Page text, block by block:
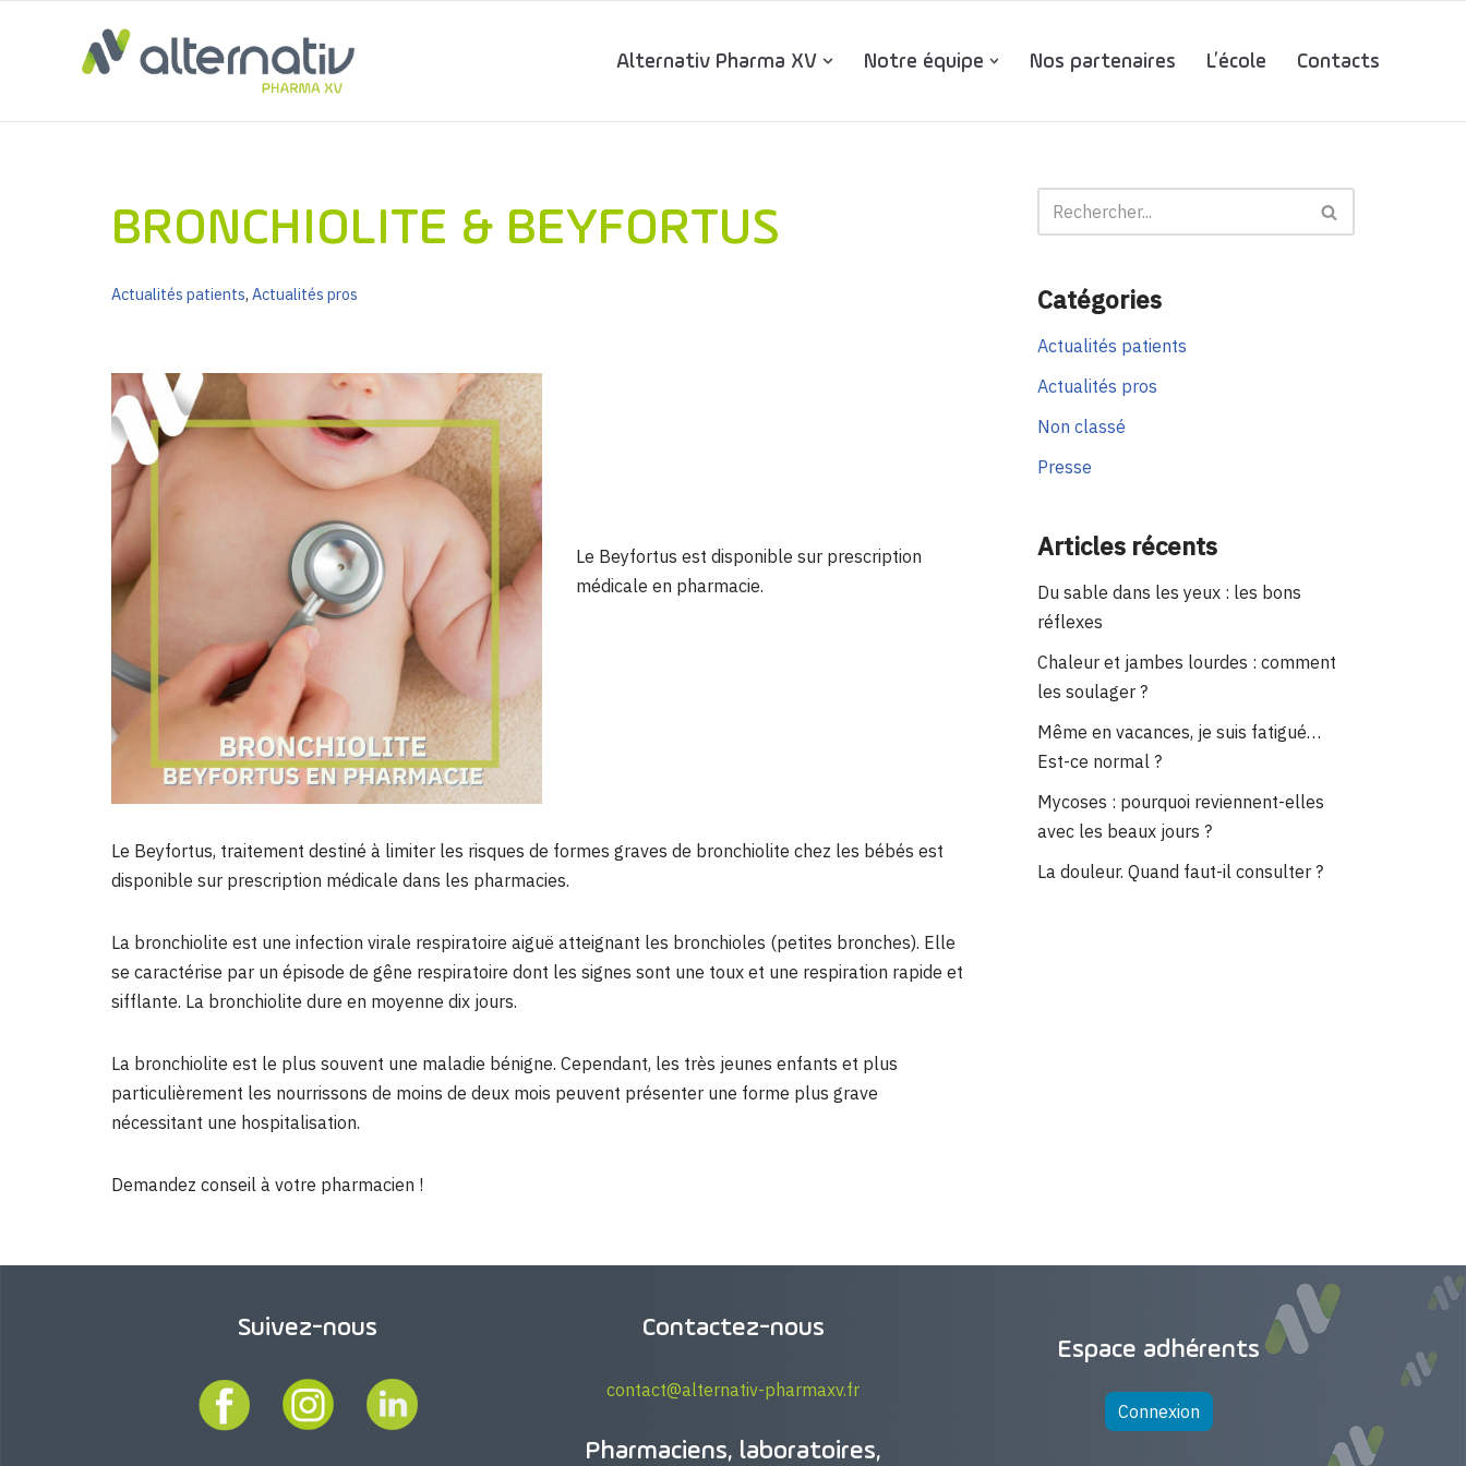
contenu
Alternativ Pharma XV Notre équipe Nos partenaires L’école Contacts
BRONCHIOLITE & BEYFORTUS
Actualités patients, Actualités pros
Le Beyfortus est disponible sur prescription
médicale en pharmacie.
Le Beyfortus, traitement destiné à limiter les risques de formes graves de bronchiolite chez les bébés est
disponible sur prescription médicale dans les pharmacies.
La bronchiolite est une infection virale respiratoire aiguë atteignant les bronchioles (petites bronches). Elle
se caractérise par un épisode de gêne respiratoire dont les signes sont une toux et une respiration rapide et
sifflante. La bronchiolite dure en moyenne dix jours.
La bronchiolite est le plus souvent une maladie bénigne. Cependant, les très jeunes enfants et plus
particulièrement les nourrissons de moins de deux mois peuvent présenter une forme plus grave
nécessitant une hospitalisation.
Demandez conseil à votre pharmacien !
Catégories
Actualités patients
Actualités pros
Non classé
Presse
Articles récents
Du sable dans les yeux : les bons
réflexes
Chaleur et jambes lourdes : comment
les soulager ?
Même en vacances, je suis fatigué…
Est-ce normal ?
Mycoses : pourquoi reviennent-elles
avec les beaux jours ?
La douleur. Quand faut-il consulter ?
Suivez-nous Contactez-nous
contact@alternativ-pharmaxv.fr
Pharmaciens, laboratoires,
Espace adhérents
Connexion